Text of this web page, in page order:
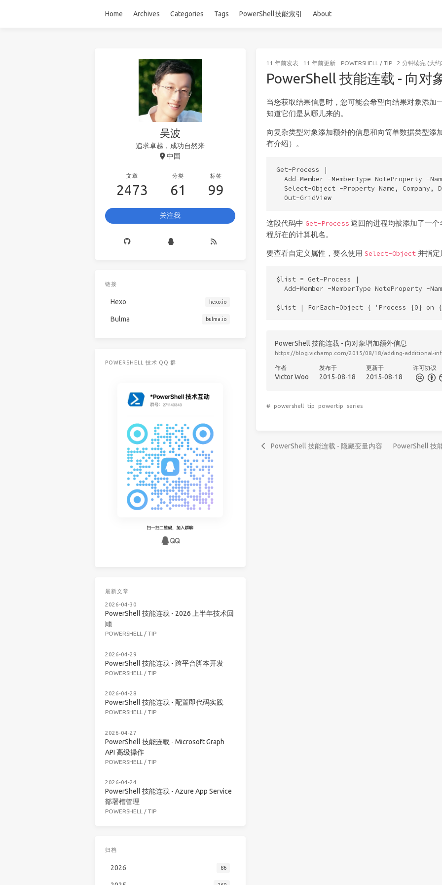
Home Archives Categories Tags PowerShell技能索引 About
11 年前发表 11 年前更新 POWERSHELL / TIP 2 分钟读完 (大
PowerShell 技能连载 - 向对
当您获取结果信息时，您可能会希望向结果对象添加
知道它们是从哪儿来的。
向复杂类型对象添加额外的信息和向简单数据类型添
有介绍）。
Get-Process |
Add-Member -MemberType NoteProperty -
Select-Object -Property Name, Company,
  Out-GridView
这段代码中 Get-Process返回的进程均被添加了一个
程所在的计算机名。
要查看自定义属性，要么使用 Select-Object并指定
$list = Get-Process |
Add-Member -MemberType NoteProperty -
PowerShell 技能连载 - 向对象增加额外信息
https://blog.vichamp.com/2015/08/18/adding-additional-
作者
Victor Woo
发布于
2015-08-18
更新于
2015-08-18
许可协议
# powershell tip powertip series
PowerShell 技能连载 - 隐藏变量内容 PowerShell 技
吴波
追求卓越，成功自然来
中国
文章
2473
分类
61
标签
99
关注我
链接
Hexo hexo.io
Bulma bulma.io
POWERSHELL 技术 QQ 群
最新文章
2026-04-30
PowerShell 技能连载 - 2026 上半年技术回
顾
POWERSHELL / TIP
2026-04-29
PowerShell 技能连载 - 跨平台脚本开发
POWERSHELL / TIP
2026-04-28
PowerShell 技能连载 - 配置即代码实践
POWERSHELL / TIP
2026-04-27
PowerShell 技能连载 - Microsoft Graph
API 高级操作
POWERSHELL / TIP
2026-04-24
PowerShell 技能连载 - Azure App Service
部署槽管理
POWERSHELL / TIP
归档
2026 86